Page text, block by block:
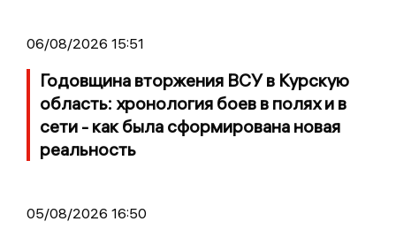
06/08/2026 15:51
Годовщина вторжения ВСУ в Курскую
область: хронология боев в полях и в
сети - как была сформирована новая
реальность
05/08/2026 16:50